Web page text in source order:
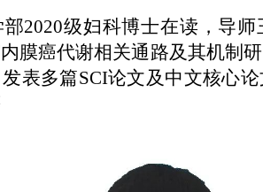
2020级妇科博士在读，导
膜癌代谢相关通路及其机制
表多篇SCI论文及中文核心